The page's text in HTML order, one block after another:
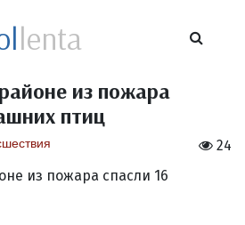
lenta
из пожара
птиц
24